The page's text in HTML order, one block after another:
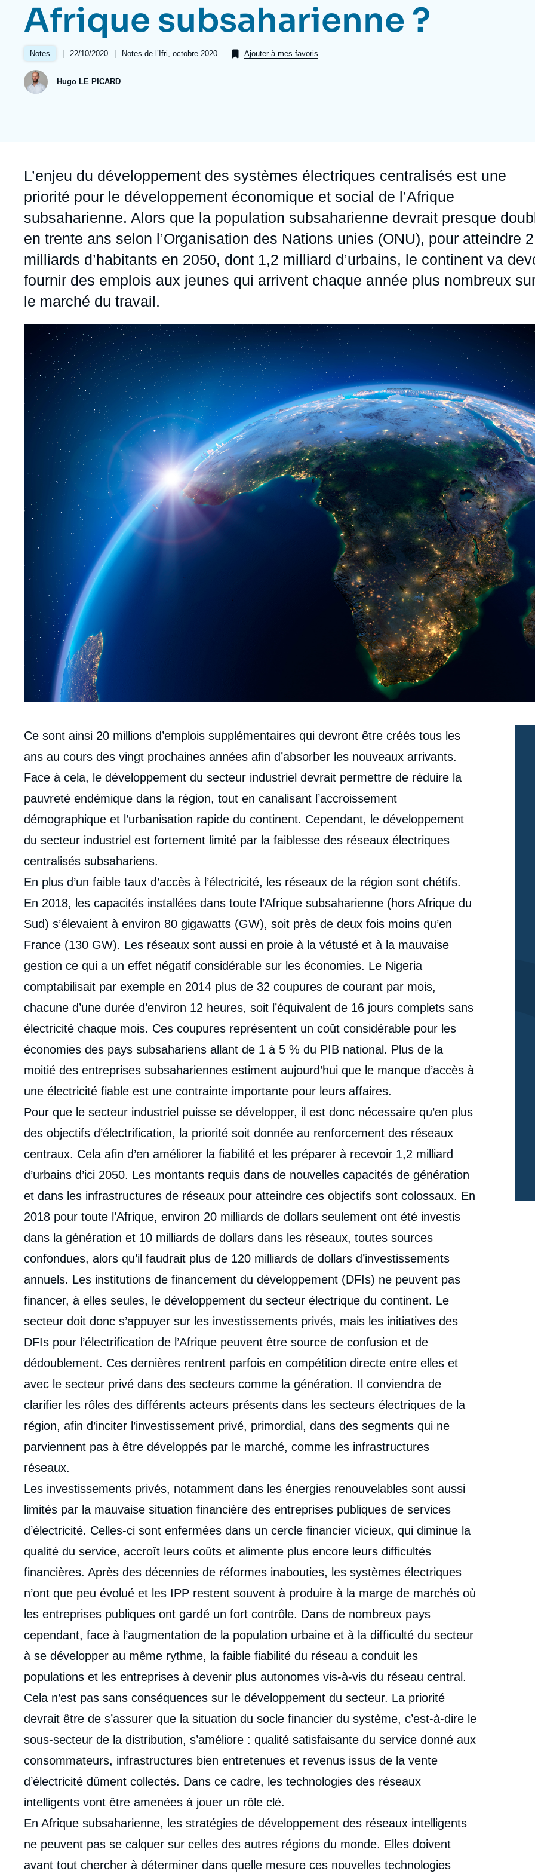
Partenariats et réseaux
Nous soutenir en tant que professionnel
Ramses
Podcast
Intelligence artificielle
Guerre en Ukraine
OTAN
Europe
Afrique du Nord et Moyen-Orient
Afrique subsaharienne ?
Notes |
Date
publication
22/10/2020 | Références
Notes de l’Ifri, octobre 2020 Ajouter à mes favoris
Hugo LE PICARD
Accroche
L’enjeu du développement des systèmes électriques centralisés est une
priorité pour le développement économique et social de l’Afrique
subsaharienne. Alors que la population subsaharienne devrait presque
en trente ans selon l’Organisation des Nations unies (ONU), pour atteindre
milliards d’habitants en 2050, dont 1,2 milliard d’urbains, le continent va
fournir des emplois aux jeunes qui arrivent chaque année plus nombreux
le marché du travail.
principale
Corps
analyses
Ce sont ainsi 20 millions d’emplois supplémentaires qui devront être créés tous les
ans au cours des vingt prochaines années afin d’absorber les nouveaux arrivants.
Face à cela, le développement du secteur industriel devrait permettre de réduire la
pauvreté endémique dans la région, tout en canalisant l’accroissement
démographique et l’urbanisation rapide du continent. Cependant, le développement
du secteur industriel est fortement limité par la faiblesse des réseaux électriques
centralisés subsahariens.
En plus d’un faible taux d’accès à l’électricité, les réseaux de la région sont chétifs.
En 2018, les capacités installées dans toute l’Afrique subsaharienne (hors Afrique du
Sud) s’élevaient à environ 80 gigawatts (GW), soit près de deux fois moins qu’en
France (130 GW). Les réseaux sont aussi en proie à la vétusté et à la mauvaise
gestion ce qui a un effet négatif considérable sur les économies. Le Nigeria
comptabilisait par exemple en 2014 plus de 32 coupures de courant par mois,
chacune d’une durée d’environ 12 heures, soit l’équivalent de 16 jours complets sans
électricité chaque mois. Ces coupures représentent un coût considérable pour les
économies des pays subsahariens allant de 1 à 5 % du PIB national. Plus de la
moitié des entreprises subsahariennes estiment aujourd’hui que le manque d’accès à
une électricité fiable est une contrainte importante pour leurs affaires.
Pour que le secteur industriel puisse se développer, il est donc nécessaire qu’en plus
des objectifs d’électrification, la priorité soit donnée au renforcement des réseaux
centraux. Cela afin d’en améliorer la fiabilité et les préparer à recevoir 1,2 milliard
d’urbains d’ici 2050. Les montants requis dans de nouvelles capacités de génération
et dans les infrastructures de réseaux pour atteindre ces objectifs sont colossaux. En
2018 pour toute l’Afrique, environ 20 milliards de dollars seulement ont été investis
dans la génération et 10 milliards de dollars dans les réseaux, toutes sources
confondues, alors qu’il faudrait plus de 120 milliards de dollars d’investissements
annuels. Les institutions de financement du développement (DFIs) ne peuvent pas
financer, à elles seules, le développement du secteur électrique du continent. Le
secteur doit donc s’appuyer sur les investissements privés, mais les initiatives des
DFIs pour l’électrification de l’Afrique peuvent être source de confusion et de
dédoublement. Ces dernières rentrent parfois en compétition directe entre elles et
avec le secteur privé dans des secteurs comme la génération. Il conviendra de
clarifier les rôles des différents acteurs présents dans les secteurs électriques de la
région, afin d’inciter l’investissement privé, primordial, dans des segments qui ne
parviennent pas à être développés par le marché, comme les infrastructures
réseaux.
Les investissements privés, notamment dans les énergies renouvelables sont aussi
limités par la mauvaise situation financière des entreprises publiques de services
d’électricité. Celles-ci sont enfermées dans un cercle financier vicieux, qui diminue la
qualité du service, accroît leurs coûts et alimente plus encore leurs difficultés
financières. Après des décennies de réformes inabouties, les systèmes électriques
n’ont que peu évolué et les IPP restent souvent à produire à la marge de marchés où
les entreprises publiques ont gardé un fort contrôle. Dans de nombreux pays
cependant, face à l’augmentation de la population urbaine et à la difficulté du secteur
à se développer au même rythme, la faible fiabilité du réseau a conduit les
populations et les entreprises à devenir plus autonomes vis-à-vis du réseau central.
Cela n’est pas sans conséquences sur le développement du secteur. La priorité
devrait être de s’assurer que la situation du socle financier du système, c’est-à-dire le
sous-secteur de la distribution, s’améliore : qualité satisfaisante du service donné aux
consommateurs, infrastructures bien entretenues et revenus issus de la vente
d’électricité dûment collectés. Dans ce cadre, les technologies des réseaux
intelligents vont être amenées à jouer un rôle clé.
En Afrique subsaharienne, les stratégies de développement des réseaux intelligents
ne peuvent pas se calquer sur celles des autres régions du monde. Elles doivent
avant tout chercher à déterminer dans quelle mesure ces nouvelles technologies
Image
couverture
de
publication
nouvel horizon des réseaux électriques centralisés en
2020.
Copier